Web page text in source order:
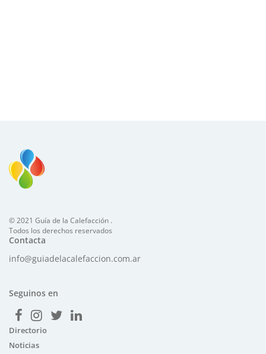
© 2021 Guía de la Calefacción .
Todos los derechos reservados
Contacta
info@guiadelacalefaccion.com.ar
Seguinos en
Directorio
Noticias